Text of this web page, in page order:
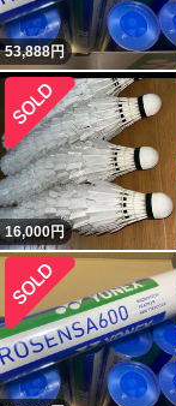
53,888円
16,000円